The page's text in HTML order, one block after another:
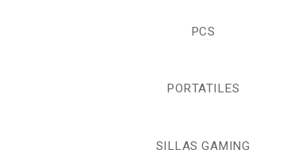
PCS
PORTATILES
SILLAS GAMING